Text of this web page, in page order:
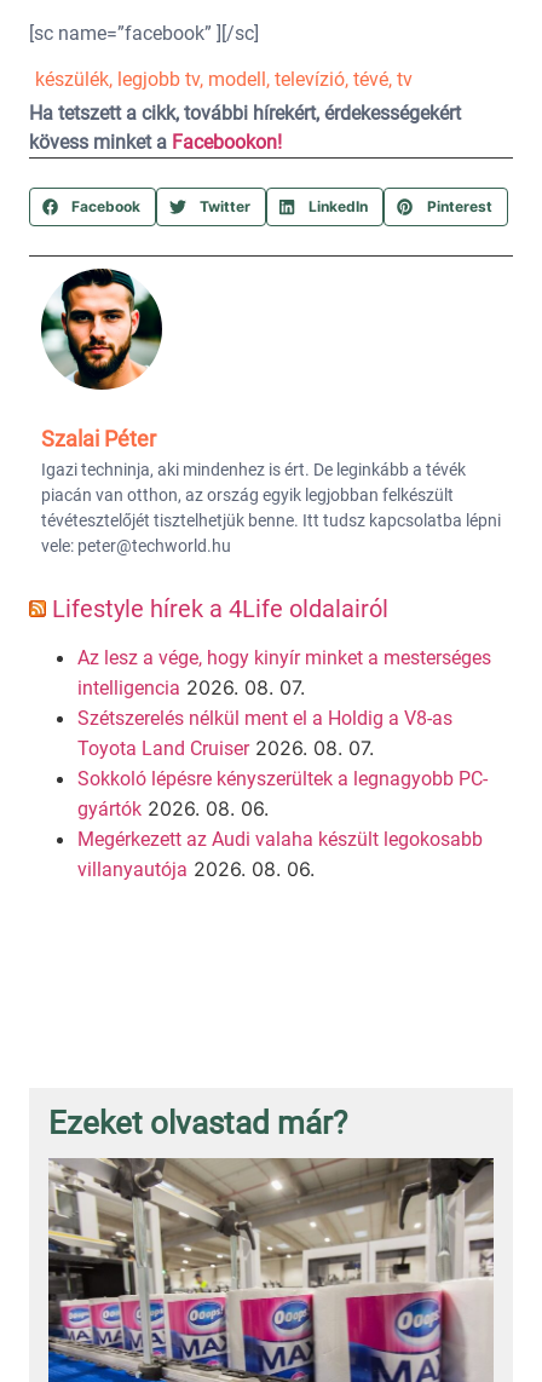
[sc name=”facebook” ][/sc]
készülék, legjobb tv, modell, televízió, tévé, tv
Ha tetszett a cikk, további hírekért, érdekességekért
kövess minket a Facebookon!
Facebook Twitter LinkedIn Pinterest
Szalai Péter
Igazi techninja, aki mindenhez is ért. De leginkább a tévék
piacán van otthon, az ország egyik legjobban felkészült
tévétesztelőjét tisztelhetjük benne. Itt tudsz kapcsolatba lépni
vele: peter@techworld.hu
Lifestyle hírek a 4Life oldalairól
Az lesz a vége, hogy kinyír minket a mesterséges
intelligencia 2026. 08. 07.
Szétszerelés nélkül ment el a Holdig a V8-as
Toyota Land Cruiser 2026. 08. 07.
Sokkoló lépésre kényszerültek a legnagyobb PC-
gyártók 2026. 08. 06.
Megérkezett az Audi valaha készült legokosabb
villanyautója 2026. 08. 06.
Ezeket olvastad már?